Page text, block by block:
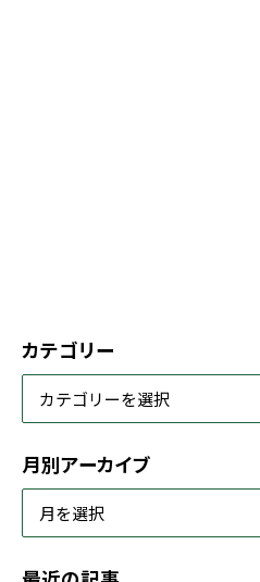
カテゴリー
月別アーカイブ